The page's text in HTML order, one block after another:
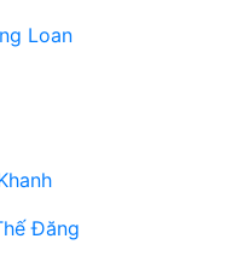
Loan
Đăng